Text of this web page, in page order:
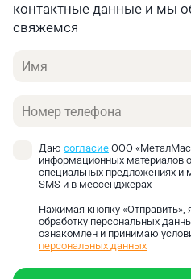
внутренних частей.
Судостроение –
Металлоконструкции –
Листогибочный
следующему
Лист металла
станка.
Верхний пуансон
матрице.
Под действием усилия
контактные данные и мы
свяжемся
Имя
Телефон
Даю согласие ООО
информационных материалов о
специальных предложениях и
SMS и в мессенджерах
Нажимая кнопку «Отправить»,
обработку персональных
ознакомлен и принимаю
персональных данных